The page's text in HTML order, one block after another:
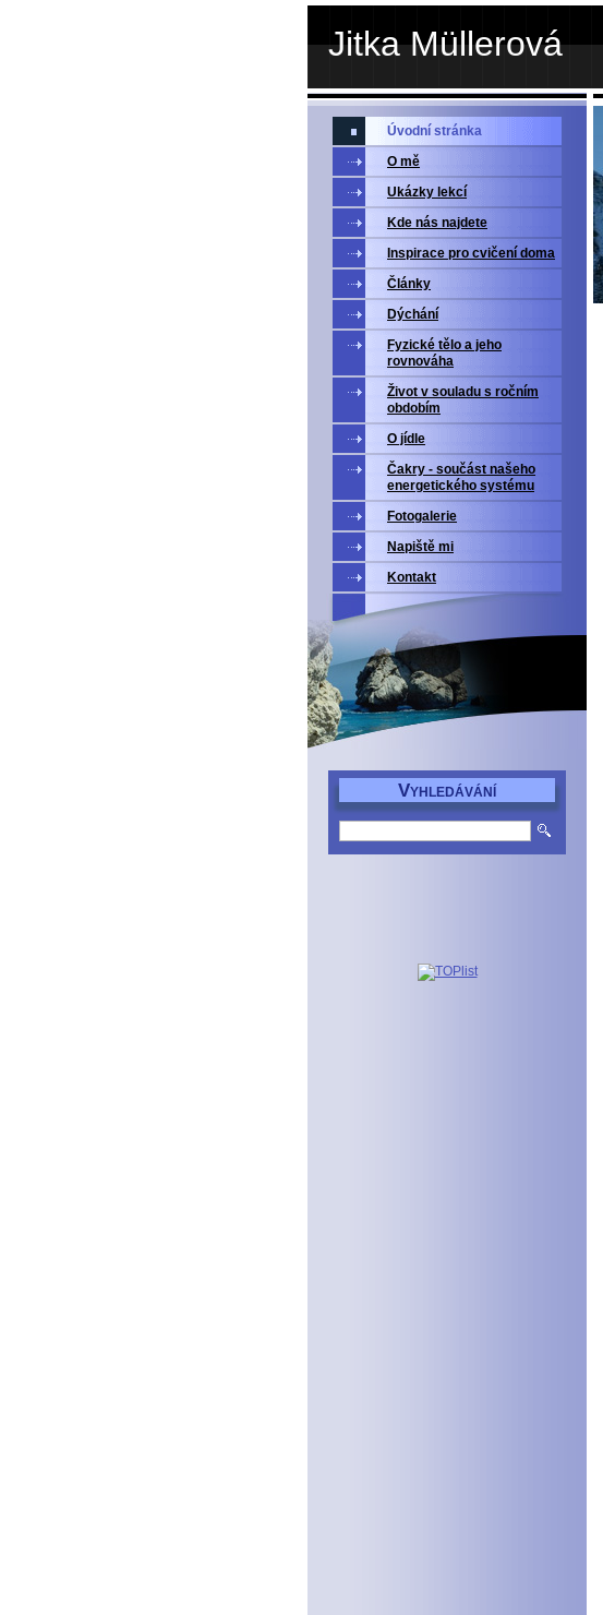
Jitka Müllerová
Úvodní stránka
O mě
Ukázky lekcí
Kde nás najdete
Inspirace pro cvičení doma
Články
Dýchání
Fyzické tělo a jeho
rovnováha
Život v souladu s ročním
obdobím
O jídle
Čakry - součást našeho
energetického systému
Fotogalerie
Napiště mi
Kontakt
VYHLEDÁVÁNÍ